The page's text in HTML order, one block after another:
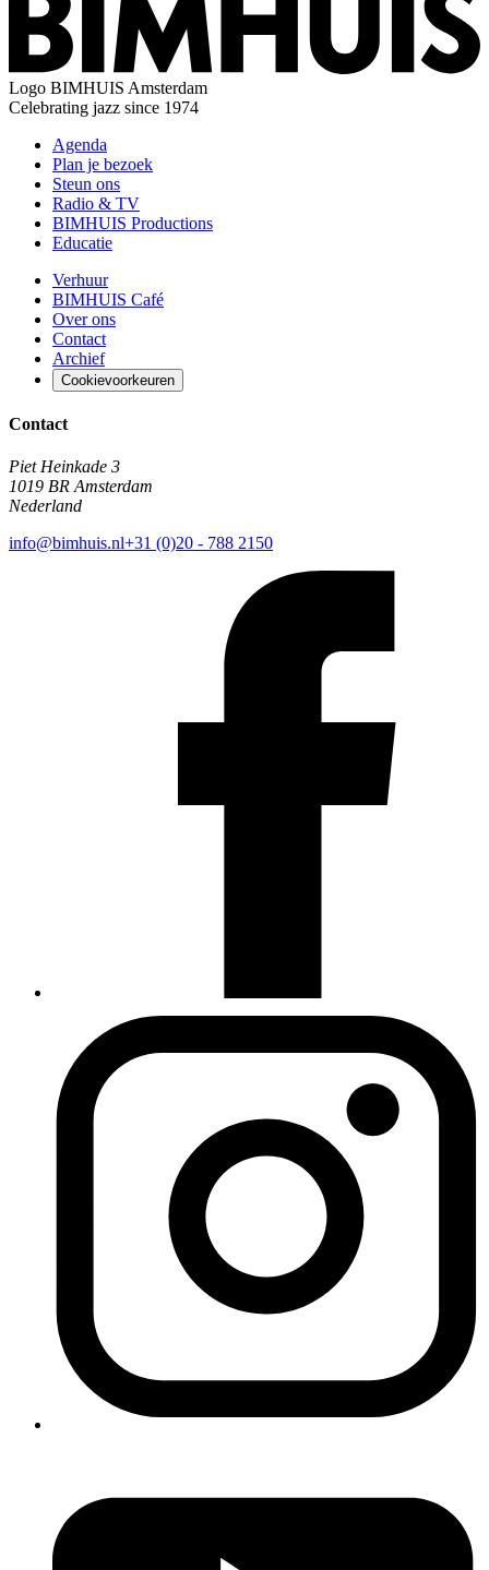
Logo BIMHUIS Amsterdam
Celebrating jazz since 1974
Agenda
Plan je bezoek
Steun ons
Radio & TV
BIMHUIS Productions
Educatie
Verhuur
BIMHUIS Café
Over ons
Contact
Archief
Cookievoorkeuren
Contact
Piet Heinkade 3
1019 BR Amsterdam
Nederland
info@bimhuis.nl+31 (0)20 - 788 2150